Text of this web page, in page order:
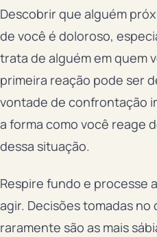
Descobrir que alguém
de você é doloroso,
trata de alguém em quem
primeira reação pode ser
vontade de confrontação
a forma como você reage
dessa situação.
Respire fundo e processe
agir. Decisões tomadas no
raramente são as mais